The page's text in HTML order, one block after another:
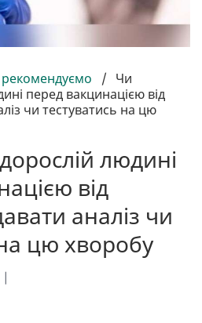
/ Чи
перед вакцинацією від
чи тестуватись на цю
людині
від
аналіз чи
цю хворобу
|